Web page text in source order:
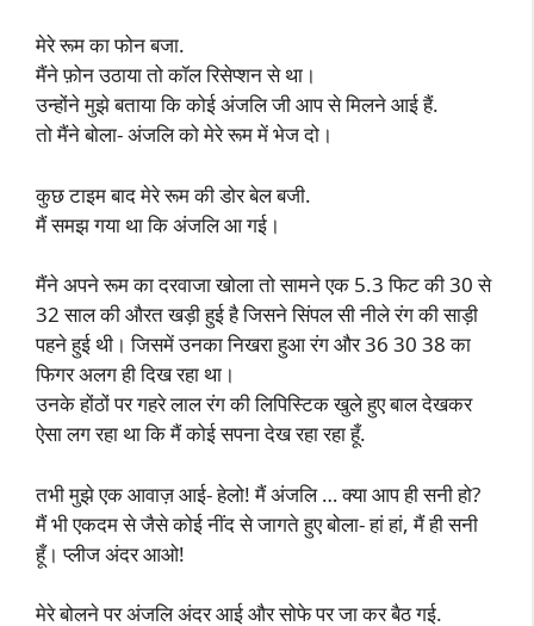
मेरे रूम का फोन बजा.
मैंने फ़ोन उठाया तो कॉल रिसेप्शन से था।
उन्होंने मुझे बताया कि कोई अंजलि जी आप से मिलने आई हैं.
तो मैंने बोला- अंजलि को मेरे रूम में भेज दो।
कुछ टाइम बाद मेरे रूम की डोर बेल बजी.
मैं समझ गया था कि अंजलि आ गई।
मैंने अपने रूम का दरवाजा खोला तो सामने एक 5.3 फिट की 30 से
32 साल की औरत खड़ी हुई है जिसने सिंपल सी नीले रंग की साड़ी
पहने हुई थी। जिसमें उनका निखरा हुआ रंग और 36 30 38 का
फिगर अलग ही दिख रहा था।
उनके होंठों पर गहरे लाल रंग की लिपिस्टिक खुले हुए बाल देखकर
ऐसा लग रहा था कि मैं कोई सपना देख रहा रहा हूँ.
तभी मुझे एक आवाज़ आई- हेलो! मैं अंजलि … क्या आप ही सनी हो?
मैं भी एकदम से जैसे कोई नींद से जागते हुए बोला- हां हां, मैं ही सनी
हूँ। प्लीज अंदर आओ!
मेरे बोलने पर अंजलि अंदर आई और सोफे पर जा कर बैठ गई.